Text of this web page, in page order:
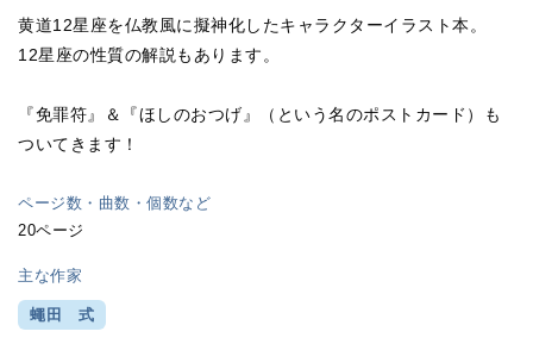
黄道12星座を仏教風に擬神化したキャラクターイラスト本。
12星座の性質の解説もあります。
『免罪符』＆『ほしのおつげ』（という名のポストカード）も
ついてきます！
ページ数・曲数・個数など
20ページ
主な作家
蠅田 式